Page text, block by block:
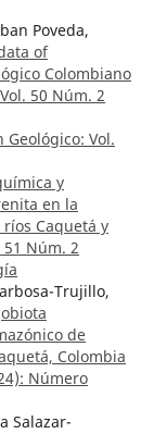
Poveda,
of
Colombiano
50 Núm. 2
Geológico: Vol.
y
en la
Caquetá y
Núm. 2
Trujillo,
de
Colombia
Número
Salazar-